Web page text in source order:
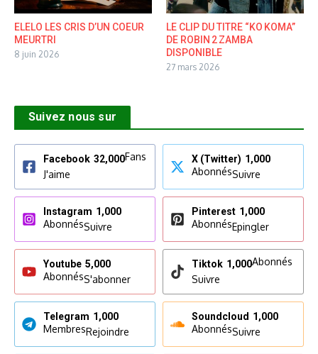
ELELO LES CRIS D’UN COEUR
MEURTRI
8 juin 2026
LE CLIP DU TITRE “KO KOMA”
DE ROBIN 2 ZAMBA
DISPONIBLE
27 mars 2026
Suivez nous sur
Facebook 32,000Fans
J'aime
X (Twitter) 1,000
AbonnésSuivre
Instagram 1,000
AbonnésSuivre
Pinterest 1,000
AbonnésEpingler
Youtube 5,000
AbonnésS'abonner
Tiktok 1,000Abonnés
Suivre
Telegram 1,000
MembresRejoindre
Soundcloud 1,000
AbonnésSuivre